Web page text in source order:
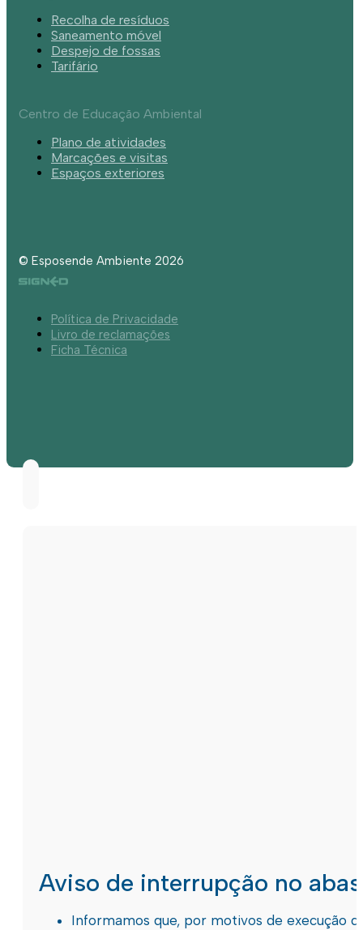
Recolha de resíduos
Saneamento móvel
Despejo de fossas
Tarifário
Centro de Educação Ambiental
Plano de atividades
Marcações e visitas
Espaços exteriores
© Esposende Ambiente 2026
Política de Privacidade
Livro de reclamações
Ficha Técnica
Aviso de interrupção no
Informamos que, por motivos de execução